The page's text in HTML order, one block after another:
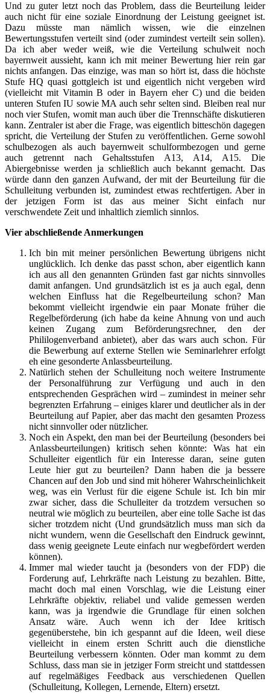
Und zu guter letzt noch das Problem, dass die Beurteilung leider
auch nicht für eine soziale Einordnung der Leistung geeignet ist.
Dazu müsste man nämlich wissen, wie die einzelnen
Bewertungsstufen verteilt sind (oder zumindest verteilt sein sollen).
Da ich aber weder weiß, wie die Verteilung schulweit noch
bayernweit aussieht, kann ich mit meiner Bewertung hier rein gar
nichts anfangen. Das einzige, was man so hört ist, dass die höchste
Stufe HQ quasi gottgleich ist und eigentlich nicht vergeben wird
(vielleicht mit Vitamin B oder in Bayern eher C) und die beiden
unteren Stufen IU sowie MA auch sehr selten sind. Bleiben real nur
noch vier Stufen, womit man auch über die Trennschäfte diskutieren
kann. Zentraler ist aber die Frage, was eigentlich bitteschön dagegen
spricht, die Verteilung der Stufen zu veröffentlichen. Gerne sowohl
schulbezogen als auch bayernweit schulformbezogen und gerne
auch getrennt nach Gehaltsstufen A13, A14, A15. Die
Abiergebnisse werden ja schließlich auch bekannt gemacht. Das
würde dann den ganzen Aufwand, der mit der Beurteilung für die
Schulleitung verbunden ist, zumindest etwas rechtfertigen. Aber in
der jetzigen Form ist das aus meiner Sicht einfach nur
verschwendete Zeit und inhaltlich ziemlich sinnlos.
Vier abschließende Anmerkungen
Ich bin mit meiner persönlichen Bewertung übrigens nicht
unglücklich. Ich denke das passt schon, aber eigentlich kann
ich aus all den genannten Gründen fast gar nichts sinnvolles
damit anfangen. Und grundsätzlich ist es ja auch egal, denn
welchen Einfluss hat die Regelbeurteilung schon? Man
bekommt vielleicht irgendwie ein paar Monate früher die
Regelbeförderung (ich habe da keine Ahnung von und auch
keinen Zugang zum Beförderungsrechner, den der
Phililogenverband anbietet), aber das wars auch schon. Für
die Bewerbung auf externe Stellen wie Seminarlehrer erfolgt
eh eine gesonderte Anlassbeurteilung.
Natürlich stehen der Schulleitung noch weitere Instrumente
der Personalführung zur Verfügung und auch in den
entsprechenden Gesprächen wird – zumindest in meiner sehr
begrenzten Erfahrung – einiges klarer und deutlicher als in der
Beurteilung auf Papier, aber das macht den gesamten Prozess
nicht sinnvoller oder nützlicher.
Noch ein Aspekt, den man bei der Beurteilung (besonders bei
Anlassbeurteilungen) kritisch sehen könnte: Was hat ein
Schulleiter eigentlich für ein Interesse daran, seine guten
Leute hier gut zu beurteilen? Dann haben die ja bessere
Chancen auf den Job und sind mit höherer Wahrscheinlichkeit
weg, was ein Verlust für die eigene Schule ist. Ich bin mir
zwar sicher, dass die Schulleiter da trotzdem versuchen so
neutral wie möglich zu beurteilen, aber eine tolle Sache ist das
sicher trotzdem nicht (Und grundsätzlich muss man sich da
nicht wundern, wenn die Gesellschaft den Eindruck gewinnt,
dass wenig geeignete Leute einfach nur wegbefördert werden
können).
Immer mal wieder taucht ja (besonders von der FDP) die
Forderung auf, Lehrkräfte nach Leistung zu bezahlen. Bitte,
macht doch mal einen Vorschlag, wie die Leistung einer
Lehrkräfte objektiv, reliabel und valide gemessen werden
kann, was ja irgendwie die Grundlage für einen solchen
Ansatz wäre. Auch wenn ich der Idee kritisch
gegenüberstehe, bin ich gespannt auf die Ideen, weil diese
vielleicht in einem ersten Schritt auch die dienstliche
Beurteilung verbessern könnten. Oder man kommt zu dem
Schluss, dass man sie in jetziger Form streicht und stattdessen
auf regelmäßiges Feedback aus verschiedenen Quellen
(Schulleitung, Kollegen, Lernende, Eltern) ersetzt.